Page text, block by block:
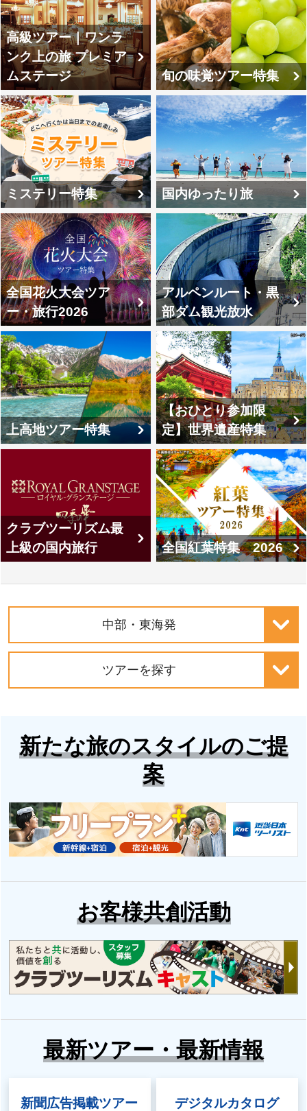
高級ツアー｜ワンラ
ンク上の旅 プレミア
ムステージ
旬の味覚ツアー特集
ミステリー特集 国内ゆったり旅
全国花火大会ツア
ー・旅行2026
アルペンルート・黒
部ダム観光放水
上高地ツアー特集
【おひとり参加限
定】世界遺産特集
クラブツーリズム最
上級の国内旅行
全国紅葉特集 2026
中部・東海発
ツアーを探す
新たな旅のスタイルのご提
案
お客様共創活動
最新ツアー・最新情報
新聞広告掲載ツアー デジタルカタログ